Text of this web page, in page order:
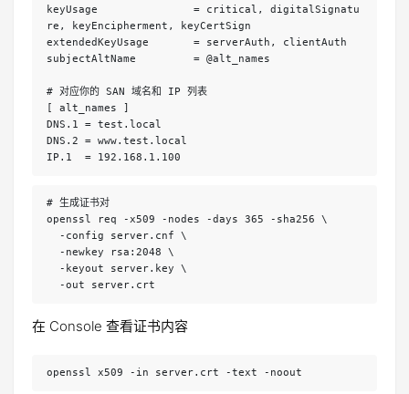
keyUsage               = critical, digitalSignatu
re, keyEncipherment, keyCertSign
extendedKeyUsage       = serverAuth, clientAuth
subjectAltName         = @alt_names
# 对应你的 SAN 域名和 IP 列表
[ alt_names ]
DNS.1 = test.local
DNS.2 = www.test.local
IP.1  = 192.168.1.100
# 生成证书对
openssl req -x509 -nodes -days 365 -sha256 \
  -config server.cnf \
  -newkey rsa:2048 \
  -keyout server.key \
  -out server.crt
在 Console 查看证书内容
openssl x509 -in server.crt -text -noout